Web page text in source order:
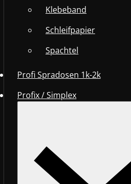
Klebeband
Schleifpapier
Spachtel
Profi Spradosen 1k-2k
Profix / Simplex